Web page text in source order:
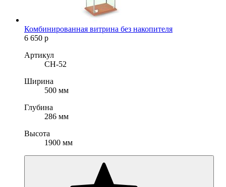
Комбинированная витрина без накопителя
6 650 р
Артикул
CH-52
Ширина
500 мм
Глубина
286 мм
Высота
1900 мм